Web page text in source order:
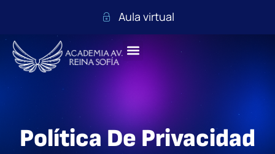
Aula virtual
Política De Privacidad